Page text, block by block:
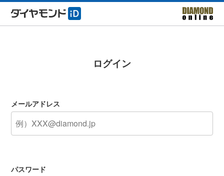
ログイン
メールアドレス
パスワード